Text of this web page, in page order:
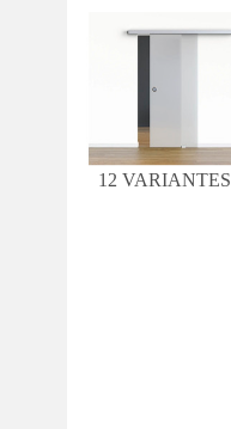
12 VARIANTES